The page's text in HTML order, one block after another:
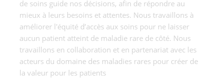
de soins guide nos décisions, afin de répondre au
mieux à leurs besoins et attentes. Nous travaillons à
améliorer l'équité d’accès aux soins pour ne laisser
aucun patient atteint de maladie rare de côté. Nous
travaillons en collaboration et en partenariat avec les
acteurs du domaine des maladies rares pour créer de
la valeur pour les patients